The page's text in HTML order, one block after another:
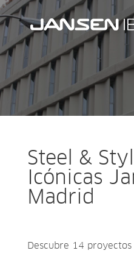
Steel &
Icónicas
Madrid
Descubre 14